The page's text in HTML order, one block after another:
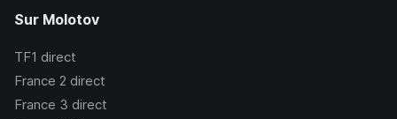
Sur Molotov
TF1 direct
France 2 direct
France 3 direct